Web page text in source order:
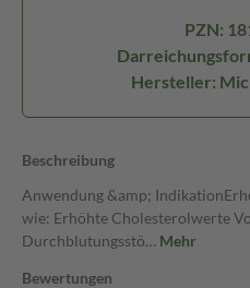
PZN:
Hersteller:
Beschreibung
Anwendung &amp;
wie: Erhöhte Cholesterolwerte
Durchblutungsstö… Mehr
Bewertungen